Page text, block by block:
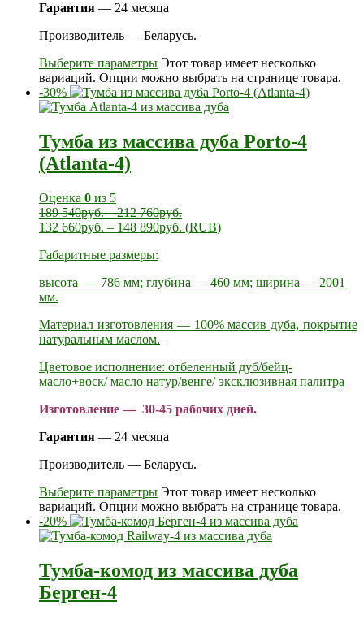
Гарантия — 24 месяца
Производитель — Беларусь.
Выберите параметры Этот товар имеет несколько
вариаций. Опции можно выбрать на странице товара.
-30%
Тумба из массива дуба Porto-4
(Atlanta-4)
Оценка 0 из 5
189 540руб.–212 760руб.
132 660руб. – 148 890руб. (RUB)
Габаритные размеры:
высота — 786 мм; глубина — 460 мм; ширина — 2001
мм.
Материал изготовления — 100% массив дуба, покрытие
натуральным маслом.
Цветовое исполнение: отбеленный дуб/бейц-
масло+воск/ масло натур/венге/ эксклюзивная палитра
Изготовление — 30-45 рабочих дней.
Гарантия — 24 месяца
Производитель — Беларусь.
Выберите параметры Этот товар имеет несколько
вариаций. Опции можно выбрать на странице товара.
-20%
Тумба-комод из массива дуба
Берген-4